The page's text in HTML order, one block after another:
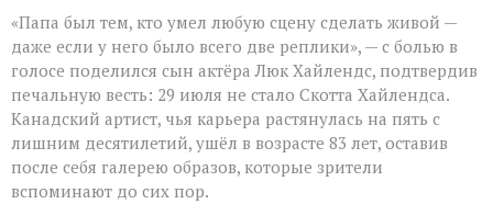
умел
делать
второстепенное
незабываемым»:
ушёл
Скотт
Хайлендс
«Папа был тем, кто умел любую сцену сделать живой —
даже если у него было всего две реплики», — с болью в
голосе поделился сын актёра Люк Хайлендс, подтвердив
печальную весть: 29 июля не стало Скотта Хайлендса.
Канадский артист, чья карьера растянулась на пять с
лишним десятилетий, ушёл в возрасте 83 лет, оставив
после себя галерею образов, которые зрители
вспоминают до сих пор.